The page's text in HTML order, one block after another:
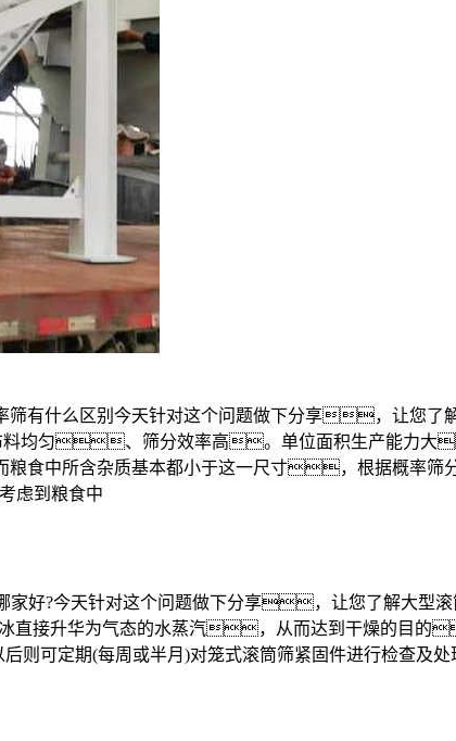
筛有什么区别今天针对这个问题做下分享，让您了
料均匀、筛分效率高。单位面积生产能力
食中所含杂质基本都小于这一尺寸，根据概率
虑到粮食中
家好?今天针对这个问题做下分享，让您了解大型
直接升华为气态的水蒸汽，从而达到干燥的目
定期(每周或半月)对笼式滚筒筛紧固件进行检查及处